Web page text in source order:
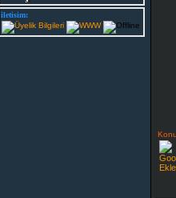
iletisim: